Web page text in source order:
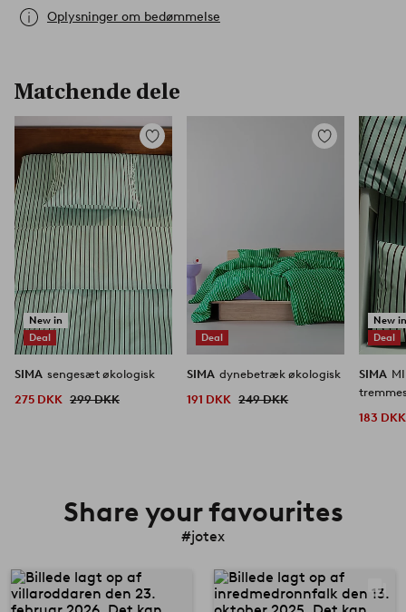
Oplysninger om bedømmelse
Matchende dele
New in
Deal
Tilføj
til
favoritter
SIMA
sengesæt økologisk
275 DKK 299 DKK
Deal
Tilføj
favoritter
SIMA dynebetræk økologisk
191 DKK 249 DKK
New
Deal
SIMA
183 DKK
Share your favourites
#jotex